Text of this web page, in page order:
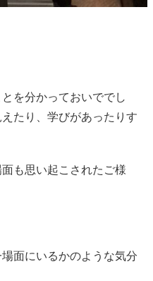
を分かっておいででし
たり、学びがあったりす
も思い起こされたご様
面にいるかのような気分